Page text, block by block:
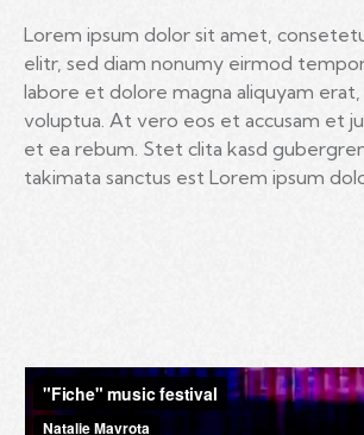
Lorem ipsum dolor sit amet,
elitr, sed diam nonumy eirmod
labore et dolore magna aliquyam erat,
voluptua. At vero eos et accusam et
et ea rebum. Stet clita kasd
takimata sanctus est Lorem ipsum